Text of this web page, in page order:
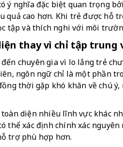
ý nghĩa đặc biệt quan trọng
quả cao hơn. Khi trẻ được hỗ
tập và thích nghi với môi
thay vì chỉ tập trung
đến chuyên gia vì lo lắng trẻ
ngôn ngữ chỉ là một phần
thời gặp khó khăn về chú
toàn diện nhiều lĩnh vực khác
thể xác định chính xác
trợ phù hợp hơn.